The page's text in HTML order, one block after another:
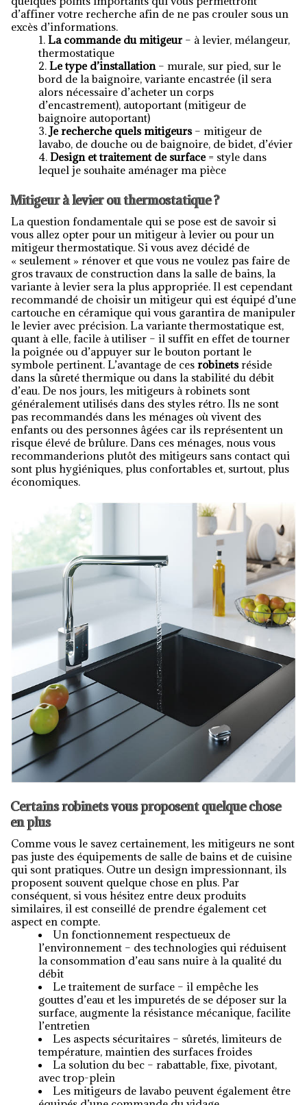
d’affiner votre recherche afin de ne pas crouler sous un
excès d’informations.
La commande du mitigeur – à levier, mélangeur,
thermostatique
Le type d’installation – murale, sur pied, sur le
bord de la baignoire, variante encastrée (il sera
alors nécessaire d’acheter un corps
d’encastrement), autoportant (mitigeur de
baignoire autoportant)
Je recherche quels mitigeurs – mitigeur de
lavabo, de douche ou de baignoire, de bidet, d’évier
Design et traitement de surface = style dans
lequel je souhaite aménager ma pièce
Mitigeur à levier ou thermostatique ?
La question fondamentale qui se pose est de savoir si
vous allez opter pour un mitigeur à levier ou pour un
mitigeur thermostatique. Si vous avez décidé de
« seulement » rénover et que vous ne voulez pas faire de
gros travaux de construction dans la salle de bains, la
variante à levier sera la plus appropriée. Il est cependant
recommandé de choisir un mitigeur qui est équipé d’une
cartouche en céramique qui vous garantira de manipuler
le levier avec précision. La variante thermostatique est,
quant à elle, facile à utiliser – il suffit en effet de tourner
la poignée ou d’appuyer sur le bouton portant le
symbole pertinent. L’avantage de ces robinetsréside
dans la sûreté thermique ou dans la stabilité du débit
d’eau. De nos jours, les mitigeurs à robinets sont
généralement utilisés dans des styles rétro. Ils ne sont
pas recommandés dans les ménages où vivent des
enfants ou des personnes âgées car ils représentent un
risque élevé de brûlure. Dans ces ménages, nous vous
recommanderions plutôt des mitigeurs sans contact qui
sont plus hygiéniques, plus confortables et, surtout, plus
économiques.
Certains robinets vous proposent quelque chose
en plus
Comme vous le savez certainement, les mitigeurs ne sont
pas juste des équipements de salle de bains et de cuisine
qui sont pratiques. Outre un design impressionnant, ils
proposent souvent quelque chose en plus. Par
conséquent, si vous hésitez entre deux produits
similaires, il est conseillé de prendre également cet
aspect en compte.
Un fonctionnement respectueux de
l’environnement – des technologies qui réduisent
la consommation d’eau sans nuire à la qualité du
débit
Le traitement de surface – il empêche les
gouttes d’eau et les impuretés de se déposer sur la
surface, augmente la résistance mécanique, facilite
l’entretien
Les aspects sécuritaires – sûretés, limiteurs de
température, maintien des surfaces froides
La solution du bec – rabattable, fixe, pivotant,
avec trop-plein
Les mitigeurs de lavabo peuvent également être